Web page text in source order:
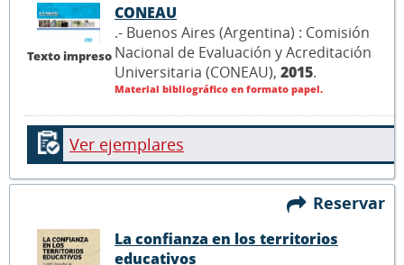
Texto impreso
CONEAU
.- Buenos Aires (Argentina) : Comisión
Nacional de Evaluación y Acreditación
Universitaria (CONEAU), 2015.
Material bibliográfico en formato papel.
Ver ejemplares
Reservar
La confianza en los territorios
educativos